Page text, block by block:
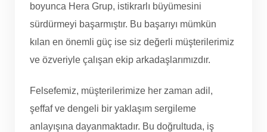
boyunca Hera Grup, istikrarlı büyümesini
sürdürmeyi başarmıştır. Bu başarıyı mümkün
kılan en önemli güç ise siz değerli müşterilerimiz
ve özveriyle çalışan ekip arkadaşlarımızdır.
Felsefemiz, müşterilerimize her zaman adil,
şeffaf ve dengeli bir yaklaşım sergileme
anlayışına dayanmaktadır. Bu doğrultuda, iş